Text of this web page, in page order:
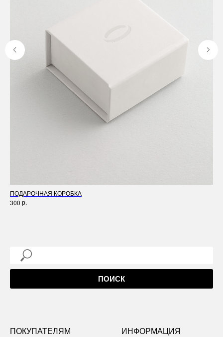
ПОДАРОЧНАЯ КОРОБКА
300 р.
ПОИСК
ПОКУПАТЕЛЯМ ИНФОРМАЦИЯ